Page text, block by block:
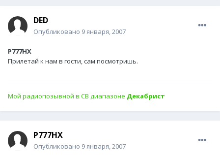
DED
Опубликовано 9 января, 2007
P777HX
Прилетай к нам в гости, сам посмотришь.
Мой радиопозывной в СВ диапазоне Декабрист
P777HX
Опубликовано 9 января, 2007